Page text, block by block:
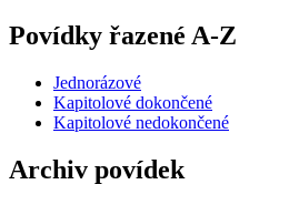
Povídky řazené A-Z
Jednorázové
Kapitolové dokončené
Kapitolové nedokončené
Archiv povídek